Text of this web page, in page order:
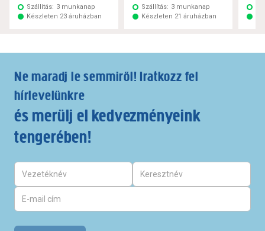
Szállítás: 3 munkanap
Készleten 23 áruházban
Szállítás: 3 munkanap
Készleten 21 áruházban
Ne maradj le semmiről! Iratkozz fel
hírlevelünkre
és merülj el kedvezményeink
tengerében!